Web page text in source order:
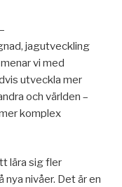
jagutveckling
vi med
utveckla mer
och världen –
komplex
lära sig fler
nivåer. Det är en